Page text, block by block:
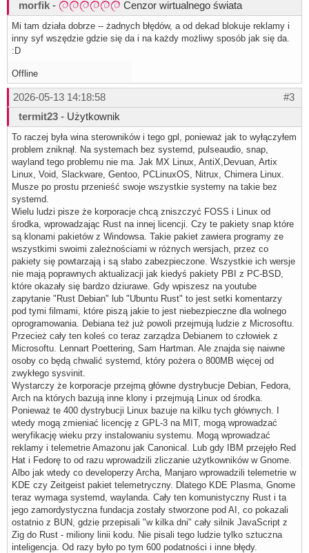
morfik - Cenzor wirtualnego świata
Mi tam działa dobrze -- żadnych błędów, a od dekad blokuje reklamy i
inny syf wszędzie gdzie się da i na każdy możliwy sposób jak się da.
:D
Offline
#3
2026-05-13 14:18:58
termit23 - Użytkownik
To raczej była wina sterowników i tego gpl, ponieważ jak to wyłączyłem
problem zniknął. Na systemach bez systemd, pulseaudio, snap,
wayland tego problemu nie ma. Jak MX Linux, AntiX,Devuan, Artix
Linux, Void, Slackware, Gentoo, PCLinuxOS, Nitrux, Chimera Linux.
Musze po prostu przenieść swoje wszystkie systemy na takie bez
systemd.
Wielu ludzi pisze że korporacje chcą zniszczyć FOSS i Linux od
środka, wprowadzając Rust na innej licencji. Czy te pakiety snap które
są klonami pakietów z Windowsa. Takie pakiet zawiera programy ze
wszystkimi swoimi zależnościami w różnych wersjach, przez co
pakiety się powtarzają i są słabo zabezpieczone. Wszystkie ich wersje
nie mają poprawnych aktualizacji jak kiedyś pakiety PBI z PC-BSD,
które okazały się bardzo dziurawe. Gdy wpiszesz na youtube
zapytanie "Rust Debian" lub "Ubuntu Rust" to jest setki komentarzy
pod tymi filmami, które piszą jakie to jest niebezpieczne dla wolnego
oprogramowania. Debiana też już powoli przejmują ludzie z Microsoftu.
Przecież cały ten koleś co teraz zarządza Debianem to człowiek z
Microsoftu. Lennart Poettering, Sam Hartman. Ale znajda się naiwne
osoby co będą chwalić systemd, który pożera o 800MB więcej od
zwykłego sysvinit.
Wystarczy że korporacje przejmą główne dystrybucje Debian, Fedora,
Arch na których bazują inne klony i przejmują Linux od środka.
Ponieważ te 400 dystrybucji Linux bazuje na kilku tych głównych. I
wtedy mogą zmieniać licencję z GPL-3 na MIT, mogą wprowadzać
weryfikację wieku przy instalowaniu systemu. Mogą wprowadzać
reklamy i telemetrie Amazonu jak Canonical. Lub gdy IBM przejęło Red
Hat i Fedorę to od razu wprowadzili zliczanie użytkowników w Gnome.
Albo jak wtedy co developerzy Archa, Manjaro wprowadzili telemetrie w
KDE czy Zeitgeist pakiet telemetryczny. Dlatego KDE Plasma, Gnome
teraz wymaga systemd, waylanda. Cały ten komunistyczny Rust i ta
jego zamordystyczna fundacja zostały stworzone pod AI, co pokazali
ostatnio z BUN, gdzie przepisali "w kilka dni" cały silnik JavaScript z
Zig do Rust - miliony linii kodu. Nie pisali tego ludzie tylko sztuczna
inteligencja. Od razy było po tym 600 podatności i inne błędy.